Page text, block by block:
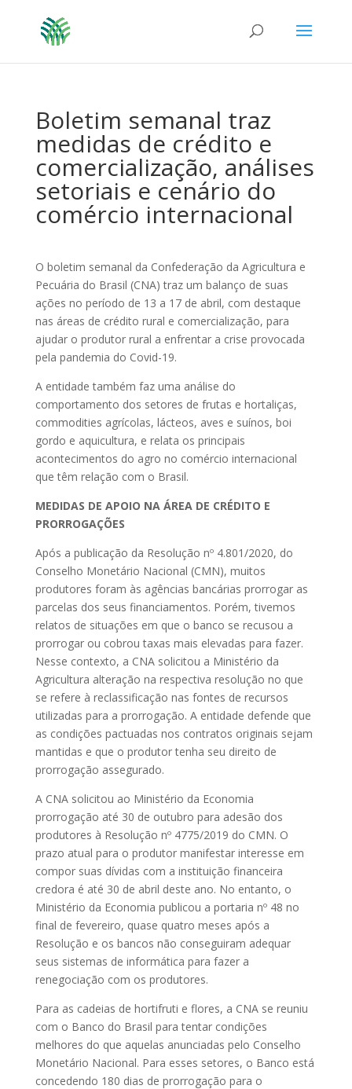
Boletim semanal traz
medidas de crédito e
comercialização, análises
setoriais e cenário do
comércio internacional
O boletim semanal da Confederação da Agricultura e
Pecuária do Brasil (CNA) traz um balanço de suas
ações no período de 13 a 17 de abril, com destaque
nas áreas de crédito rural e comercialização, para
ajudar o produtor rural a enfrentar a crise provocada
pela pandemia do Covid-19.
A entidade também faz uma análise do
comportamento dos setores de frutas e hortaliças,
commodities agrícolas, lácteos, aves e suínos, boi
gordo e aquicultura, e relata os principais
acontecimentos do agro no comércio internacional
que têm relação com o Brasil.
MEDIDAS DE APOIO NA ÁREA DE CRÉDITO E
PRORROGAÇÕES
Após a publicação da Resolução nº 4.801/2020, do
Conselho Monetário Nacional (CMN), muitos
produtores foram às agências bancárias prorrogar as
parcelas dos seus financiamentos. Porém, tivemos
relatos de situações em que o banco se recusou a
prorrogar ou cobrou taxas mais elevadas para fazer.
Nesse contexto, a CNA solicitou a Ministério da
Agricultura alteração na respectiva resolução no que
se refere à reclassificação nas fontes de recursos
utilizadas para a prorrogação. A entidade defende que
as condições pactuadas nos contratos originais sejam
mantidas e que o produtor tenha seu direito de
prorrogação assegurado.
A CNA solicitou ao Ministério da Economia
prorrogação até 30 de outubro para adesão dos
produtores à Resolução nº 4775/2019 do CMN. O
prazo atual para o produtor manifestar interesse em
compor suas dívidas com a instituição financeira
credora é até 30 de abril deste ano. No entanto, o
Ministério da Economia publicou a portaria nº 48 no
final de fevereiro, quase quatro meses após a
Resolução e os bancos não conseguiram adequar
seus sistemas de informática para fazer a
renegociação com os produtores.
Para as cadeias de hortifruti e flores, a CNA se reuniu
com o Banco do Brasil para tentar condições
melhores do que aquelas anunciadas pelo Conselho
Monetário Nacional. Para esses setores, o Banco está
concedendo 180 dias de prorrogação para o